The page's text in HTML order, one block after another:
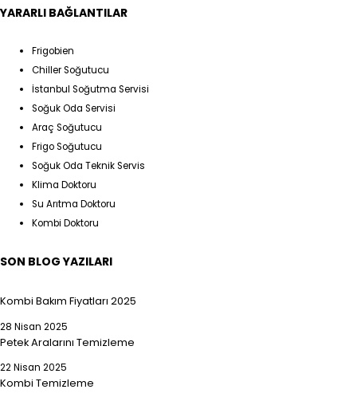
YARARLI BAĞLANTILAR
Frigobien
Chiller Soğutucu
İstanbul Soğutma Servisi
Soğuk Oda Servisi
Araç Soğutucu
Frigo Soğutucu
Soğuk Oda Teknik Servis
Klima Doktoru
Su Arıtma Doktoru
Kombi Doktoru
SON BLOG YAZILARI
Kombi Bakım Fiyatları 2025
28 Nisan 2025
Petek Aralarını Temizleme
22 Nisan 2025
Kombi Temizleme